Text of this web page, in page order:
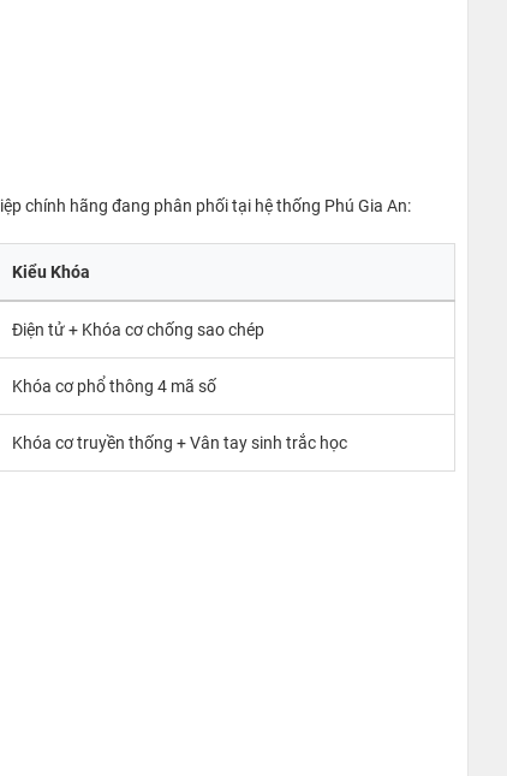
chính hãng đang phân phối tại hệ thống Phú Gia An:
Kiểu Khóa
Điện tử + Khóa cơ chống sao chép
Khóa cơ phổ thông 4 mã số
Khóa cơ truyền thống + Vân tay sinh trắc học